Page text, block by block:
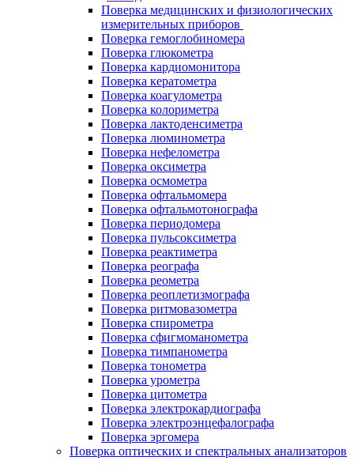
Поверка медицинских и физиологических
измерительных приборов
Поверка гемоглобиномера
Поверка глюкометра
Поверка кардиомонитора
Поверка кератометра
Поверка коагулометра
Поверка колориметра
Поверка лактоденсиметра
Поверка люминометра
Поверка нефелометра
Поверка оксиметра
Поверка осмометра
Поверка офтальмомера
Поверка офтальмотонографа
Поверка периодомера
Поверка пульсоксиметра
Поверка реактиметра
Поверка реографа
Поверка реометра
Поверка реоплетизмографа
Поверка ритмовазометра
Поверка спирометра
Поверка сфигмоманометра
Поверка тимпанометра
Поверка тонометра
Поверка урометра
Поверка цитометра
Поверка электрокардиографа
Поверка электроэнцефалографа
Поверка эргомера
Поверка оптических и спектральных анализаторов